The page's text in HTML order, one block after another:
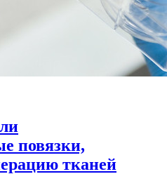
повязки,
тканей